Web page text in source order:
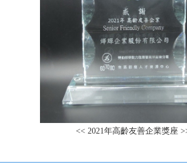
<< 2021年高齡友善企業獎座